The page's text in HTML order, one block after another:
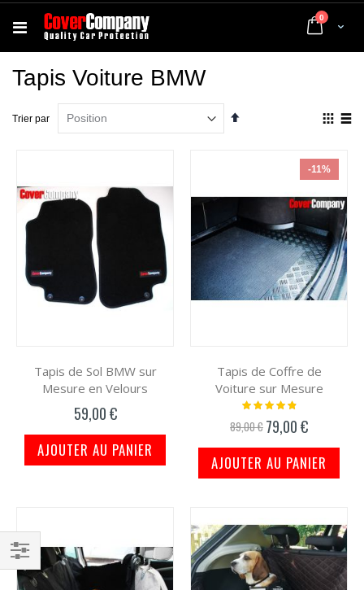
Cart
0 articles
Tapis Voiture BMW
Trier par
Par
Tapis de Sol BMW sur
Mesure en Velours
59,00 €
AJOUTER AU PANIER
-11%
Tapis de Coffre de
Voiture sur Mesure
Notation:
89,00 € Prix
spécial
79,00 €
AJOUTER AU PANIER
Filtrer